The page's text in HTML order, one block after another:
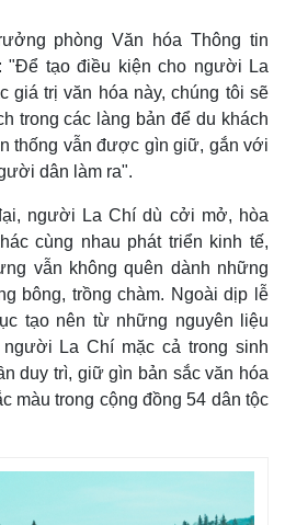
phòng Văn hóa Thông tin
"Để tạo điều kiện cho người La
giá trị văn hóa này, chúng tôi sẽ
trong các làng bản để du khách
thống vẫn được gìn giữ, gắn với
dân làm ra".
người La Chí dù cởi mở, hòa
cùng nhau phát triển kinh tế,
vẫn không quên dành những
bông, trồng chàm. Ngoài dịp lễ
tạo nên từ những nguyên liệu
La Chí mặc cả trong sinh
duy trì, giữ gìn bản sắc văn hóa
màu trong cộng đồng 54 dân tộc